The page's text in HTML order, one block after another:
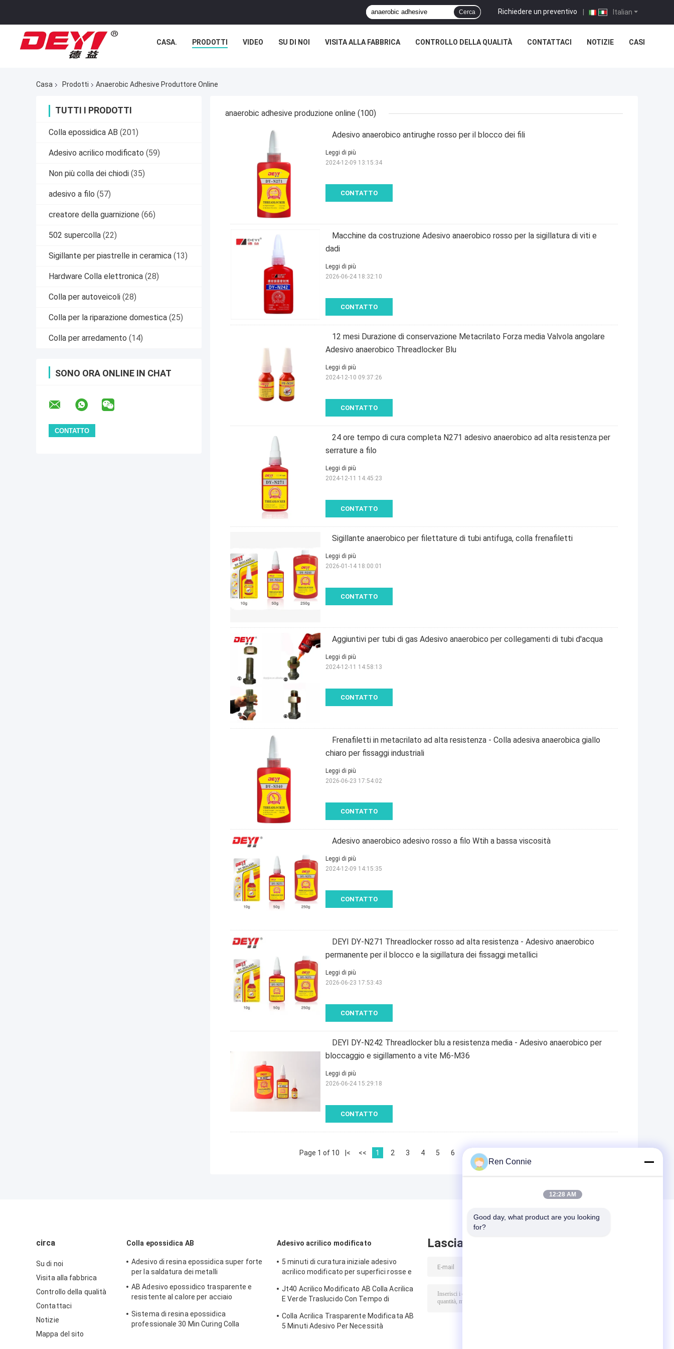
Italian
Richiedere un preventivo |
Cerca
CASA. PRODOTTI VIDEO SU DI NOI VISITA ALLA FABBRICA CONTROLLO DELLA QUALITÀ CONTATTACI NOTIZIE CASI
Casa Prodotti Anaerobic Adhesive Produttore Online
TUTTI I PRODOTTI
Colla epossidica AB (201)
Adesivo acrilico modificato (59)
Non più colla dei chiodi (35)
adesivo a filo (57)
creatore della guarnizione (66)
502 supercolla (22)
Sigillante per piastrelle in ceramica (13)
Hardware Colla elettronica (28)
Colla per autoveicoli (28)
Colla per la riparazione domestica (25)
Colla per arredamento (14)
SONO ORA ONLINE IN CHAT
anaerobic adhesive produzione online (100)
Adesivo anaerobico antirughe rosso per il blocco dei fili
CONTATTO
Leggi di più
2024-12-09 13:15:34
Macchine da costruzione Adesivo anaerobico rosso per la sigillatura di viti e
dadi
CONTATTO
Leggi di più
2026-06-24 18:32:10
12 mesi Durazione di conservazione Metacrilato Forza media Valvola angolare
Adesivo anaerobico Threadlocker Blu
CONTATTO
Leggi di più
2024-12-10 09:37:26
24 ore tempo di cura completa N271 adesivo anaerobico ad alta resistenza per
serrature a filo
CONTATTO
Leggi di più
2024-12-11 14:45:23
Sigillante anaerobico per filettature di tubi antifuga, colla frenafiletti
CONTATTO
Leggi di più
2026-01-14 18:00:01
Aggiuntivi per tubi di gas Adesivo anaerobico per collegamenti di tubi d'acqua
CONTATTO
Leggi di più
2024-12-11 14:58:13
Frenafiletti in metacrilato ad alta resistenza - Colla adesiva anaerobica giallo
chiaro per fissaggi industriali
CONTATTO
Leggi di più
2026-06-23 17:54:02
Adesivo anaerobico adesivo rosso a filo Wtih a bassa viscosità
CONTATTO
Leggi di più
2024-12-09 14:15:35
DEYI DY-N271 Threadlocker rosso ad alta resistenza - Adesivo anaerobico
permanente per il blocco e la sigillatura dei fissaggi metallici
CONTATTO
Leggi di più
2026-06-23 17:53:43
DEYI DY-N242 Threadlocker blu a resistenza media - Adesivo anaerobico per
bloccaggio e sigillamento a vite M6-M36
CONTATTO
Leggi di più
2026-06-24 15:29:18
Page 1 of 10 |< << 1 2 3 4 5 6 8
circa
Su di noi
Visita alla fabbrica
Controllo della qualità
Contattaci
Notizie
Mappa del sito
Colla epossidica AB
Adesivo di resina epossidica super forte
per la saldatura dei metalli
AB Adesivo epossidico trasparente e
resistente al calore per acciaio
Sistema di resina epossidica
professionale 30 Min Curing Colla
Adesivo acrilico modificato
5 minuti di curatura iniziale adesivo
acrilico modificato per superfici rosse e
Jt40 Acrilico Modificato AB Colla Acrilica
E Verde Traslucido Con Tempo di
Colla Acrilica Trasparente Modificata AB
5 Minuti Adesivo Per Necessità
Lasciare messaggio
Ren Connie
12:28 AM
Good day, what product are you looking
for?